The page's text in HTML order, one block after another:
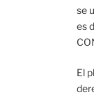
se
es
El